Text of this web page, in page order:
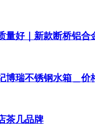
量好｜新款断桥铝
博瑞不锈钢水箱＿价
茶几品牌